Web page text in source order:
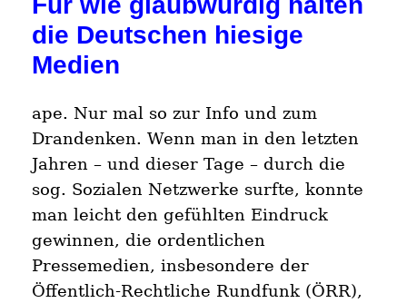
die Deutschen hiesige
Medien
ape. Nur mal so zur Info und zum
Drandenken. Wenn man in den letzten
Jahren – und dieser Tage – durch die
sog. Sozialen Netzwerke surfte, konnte
man leicht den gefühlten Eindruck
gewinnen, die ordentlichen
Pressemedien, insbesondere der
Öffentlich-Rechtliche Rundfunk (ÖRR),